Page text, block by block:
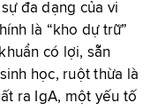
đa dạng của vi
là “kho dự trữ”
có lợi, sẵn
học, ruột thừa là
ra IgA, một yếu tố